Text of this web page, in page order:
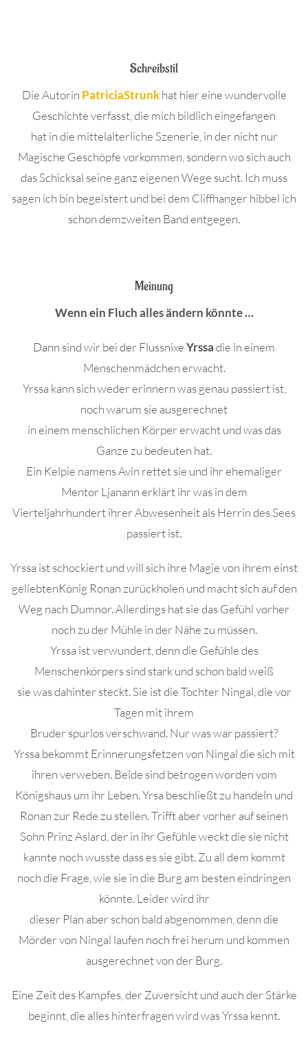
Schreibstil
Die Autorin PatriciaStrunkhat hier eine wundervolle
Geschichte verfasst, die mich bildlich eingefangen
hat in die mittelalterliche Szenerie, in der nicht nur
Magische Geschöpfe vorkommen, sondern wo sich auch
das Schicksal seine ganz eigenen Wege sucht. Ich muss
sagen ich bin begeistert und bei dem Cliffhanger hibbel ich
schon demzweiten Band entgegen.
Meinung
Wenn ein Fluch alles ändern könnte …
Dann sind wir bei der FlussnixeYrssadie in einem
Menschenmädchen erwacht.
Yrssa kann sich weder erinnern was genau passiert ist,
noch warum sie ausgerechnet
in einem menschlichen Körper erwacht und was das
Ganze zu bedeuten hat.
Ein Kelpie namens Avin rettet sie und ihr ehemaliger
Mentor Ljanann erklärt ihr was in dem
Vierteljahrhundert ihrer Abwesenheit als Herrin des Sees
passiert ist.
Yrssa ist schockiert und will sich ihre Magie von ihrem einst
geliebtenKönig Ronan zurückholen und macht sich auf den
Weg nach Dumnor. Allerdings hat sie das Gefühl vorher
noch zu der Mühle in der Nähe zu müssen.
Yrssa ist verwundert, denn die Gefühle des
Menschenkörpers sind stark und schon bald weiß
sie was dahinter steckt. Sie ist die Tochter Ningal, die vor
Tagen mit ihrem
Bruder spurlos verschwand. Nur was war passiert?
Yrssa bekommt Erinnerungsfetzen von Ningal die sich mit
ihren verweben. Beide sind betrogen worden vom
Königshaus um ihr Leben. Yrsa beschließt zu handeln und
Ronan zur Rede zu stellen. Trifft aber vorher auf seinen
Sohn Prinz Aslard, der in ihr Gefühle weckt die sie nicht
kannte noch wusste dass es sie gibt. Zu all dem kommt
noch die Frage, wie sie in die Burg am besten eindringen
könnte. Leider wird ihr
dieser Plan aber schon bald abgenommen, denn die
Mörder von Ningal laufen noch frei herum und kommen
ausgerechnet von der Burg.
Eine Zeit des Kampfes, der Zuversicht und auch der Stärke
beginnt, die alles hinterfragen wird was Yrssa kennt.